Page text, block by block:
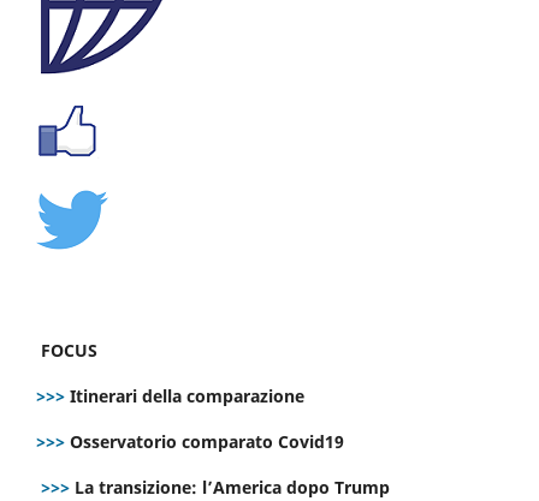
FOCUS
>>> Itinerari della comparazione
>>> Osservatorio comparato Covid19
>>> La transizione: l’America dopo Trump